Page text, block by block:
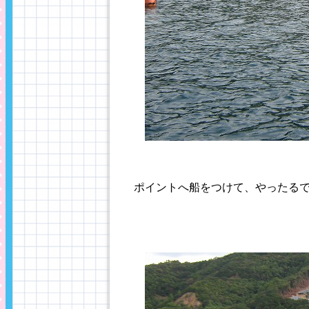
ポイントへ船をつけて、やったる